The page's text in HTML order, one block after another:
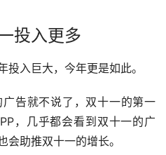
投入更多
入巨大，今年更是如此。
告就不说了，双十一的第一
，几乎都会看到双十一的广
助推双十一的增长。